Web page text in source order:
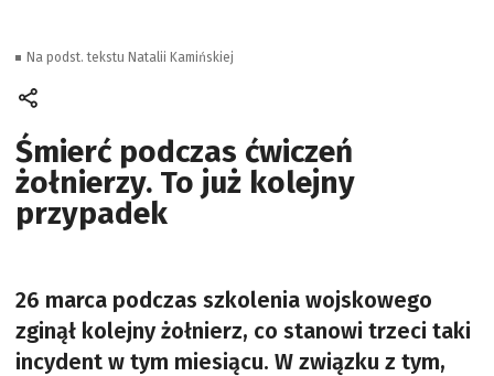
Śmierć podczas ćwiczeń
żołnierzy. To już kolejny
przypadek
26 marca podczas szkolenia wojskowego
zginął kolejny żołnierz, co stanowi trzeci taki
incydent w tym miesiącu. W związku z tym,
Na podst. tekstu Natalii Kamińskiej